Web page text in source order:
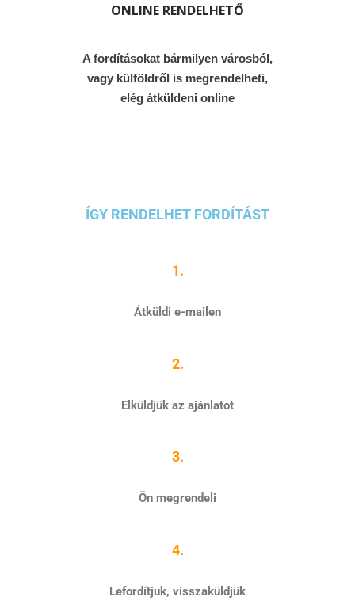
ONLINE RENDELHETŐ
A fordításokat bármilyen városból,
vagy külföldről is megrendelheti,
elég átküldeni online
ÍGY RENDELHET FORDÍTÁST
1.
Átküldi e-mailen
2.
Elküldjük az ajánlatot
3.
Ön megrendeli
4.
Lefordítjuk, visszaküldjük